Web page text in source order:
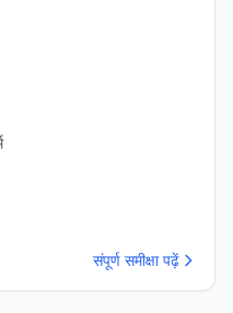
संपूर्ण समीक्षा पढ़ें